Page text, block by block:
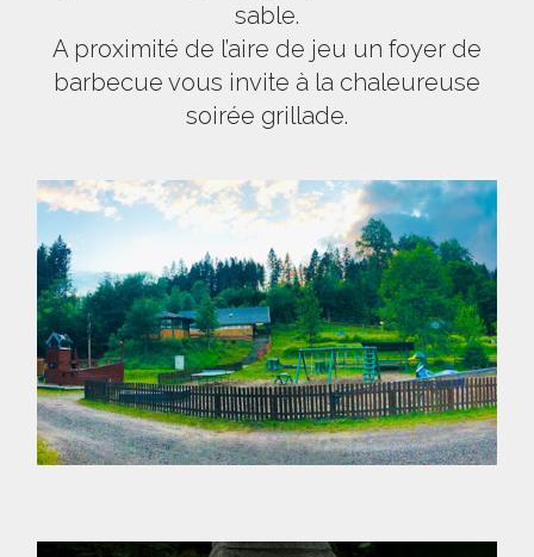
sable.
A proximité de l’aire de jeu un foyer de
barbecue vous invite à la chaleureuse
soirée grillade.